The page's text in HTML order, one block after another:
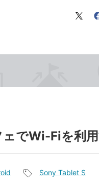
X（旧
ェでWi-Fiを利
Sony Tablet S